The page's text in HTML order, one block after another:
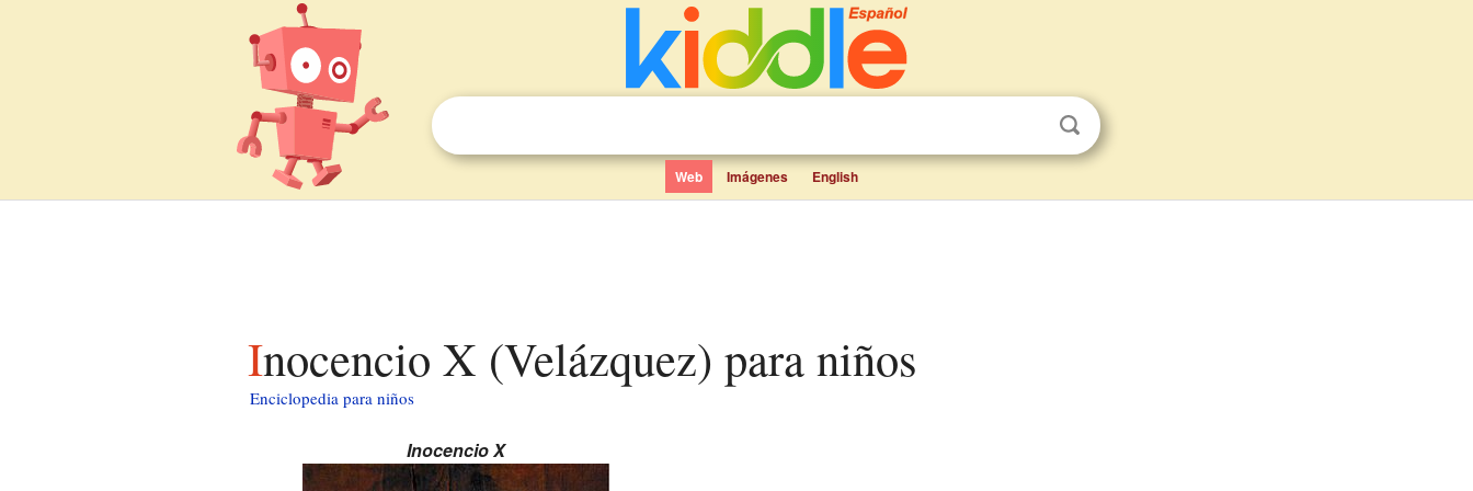
Web Imágenes English
Inocencio X (Velázquez) para niños
Enciclopedia para niños
Inocencio X